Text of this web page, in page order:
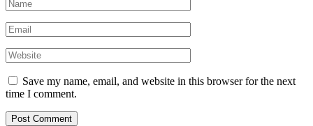
Save my name, email, and website in this browser for the next
time I comment.